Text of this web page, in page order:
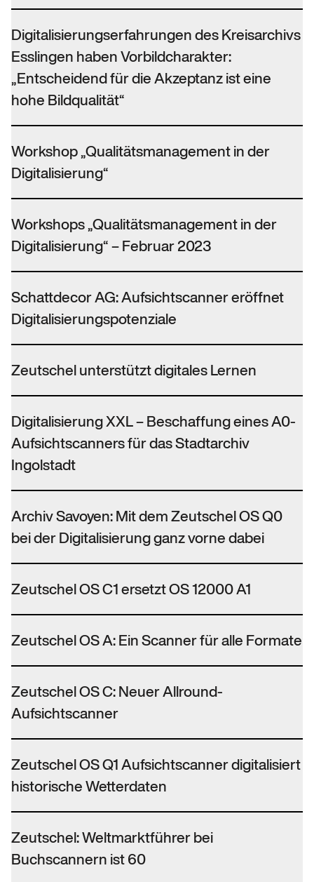
Digitalisierungserfahrungen des Kreisarchivs
Esslingen haben Vorbildcharakter:
„Entscheidend für die Akzeptanz ist eine
hohe Bildqualität“
Workshop „Qualitätsmanagement in der
Digitalisierung“
Workshops „Qualitätsmanagement in der
Digitalisierung“ – Februar 2023
Schattdecor AG: Aufsichtscanner eröffnet
Digitalisierungspotenziale
Zeutschel unterstützt digitales Lernen
Digitalisierung XXL – Beschaffung eines A0-
Aufsichtscanners für das Stadtarchiv
Ingolstadt
Archiv Savoyen: Mit dem Zeutschel OS Q0
bei der Digitalisierung ganz vorne dabei
Zeutschel OS C1 ersetzt OS 12000 A1
Zeutschel OS A: Ein Scanner für alle Formate
Zeutschel OS C: Neuer Allround-
Aufsichtscanner
Zeutschel OS Q1 Aufsichtscanner digitalisiert
historische Wetterdaten
Zeutschel: Weltmarktführer bei
Buchscannern ist 60